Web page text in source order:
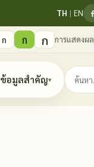
TH | EN
ก ก ก การแสดงผล
ข้อมูลสำคัญ▾